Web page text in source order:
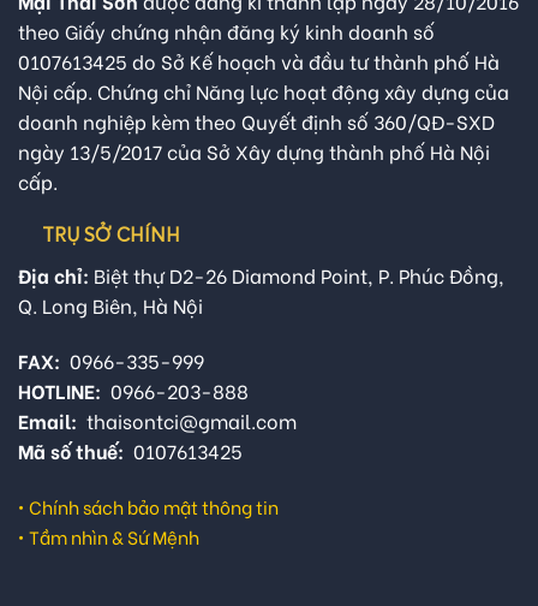
theo Giấy chứng nhận đăng ký kinh doanh số
0107613425 do Sở Kế hoạch và đầu tư thành phố Hà
Nội cấp. Chứng chỉ Năng lực hoạt động xây dựng của
doanh nghiệp kèm theo Quyết định số 360/QĐ-SXD
ngày 13/5/2017 của Sở Xây dựng thành phố Hà Nội
cấp.
TRỤ SỞ CHÍNH
Địa chỉ: Biệt thự D2-26 Diamond Point, P. Phúc Đồng,
Q. Long Biên, Hà Nội
FAX: 0966-335-999
HOTLINE: 0966-203-888
Email: thaisontci@gmail.com
Mã số thuế: 0107613425
• Chính sách bảo mật thông tin
• Tầm nhìn & Sứ Mệnh